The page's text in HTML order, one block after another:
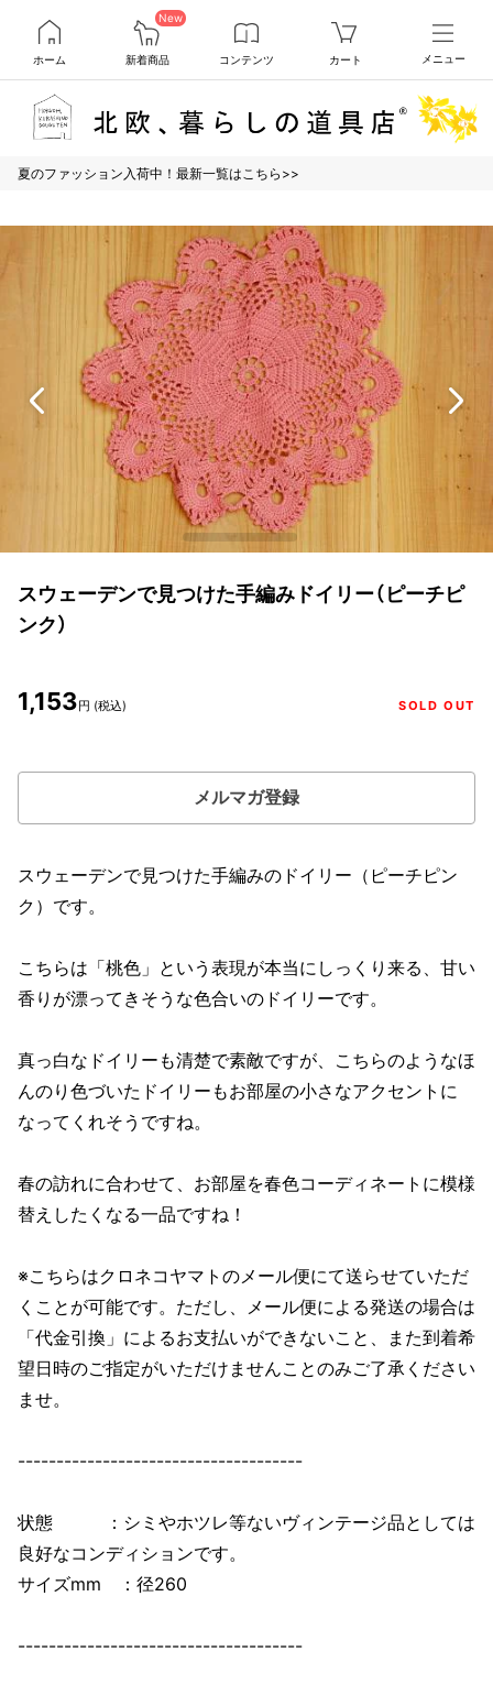
ホーム
New
新着商品 コンテンツ カート メニュー
夏のファッション入荷中！最新一覧はこちら>>
スウェーデンで見つけた手編みドイリー（ピーチピ
ンク）
1,153円 (税込) SOLD OUT
メルマガ登録
スウェーデンで見つけた手編みのドイリー（ピーチピン
ク）です。
こちらは「桃色」という表現が本当にしっくり来る、甘い
香りが漂ってきそうな色合いのドイリーです。
真っ白なドイリーも清楚で素敵ですが、こちらのようなほ
んのり色づいたドイリーもお部屋の小さなアクセントに
なってくれそうですね。
春の訪れに合わせて、お部屋を春色コーディネートに模様
替えしたくなる一品ですね！
※こちらはクロネコヤマトのメール便にて送らせていただ
くことが可能です。ただし、メール便による発送の場合は
「代金引換」によるお支払いができないこと、また到着希
望日時のご指定がいただけませんことのみご了承ください
ませ。
-------------------------------------
状態 ：シミやホツレ等ないヴィンテージ品としては
良好なコンディションです。
サイズmm ：径260
-------------------------------------